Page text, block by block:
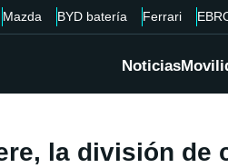
Mazda BYD batería Ferrari
Noticias
la división de